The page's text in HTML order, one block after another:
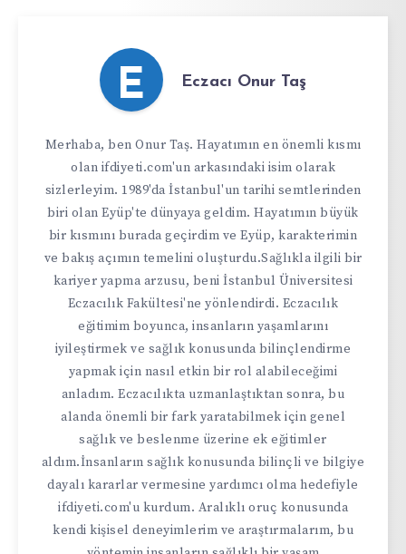
E Eczacı Onur Taş
Merhaba, ben Onur Taş. Hayatımın en önemli kısmı
olan ifdiyeti.com'un arkasındaki isim olarak
sizlerleyim. 1989'da İstanbul'un tarihi semtlerinden
biri olan Eyüp'te dünyaya geldim. Hayatımın büyük
bir kısmını burada geçirdim ve Eyüp, karakterimin
ve bakış açımın temelini oluşturdu.Sağlıkla ilgili bir
kariyer yapma arzusu, beni İstanbul Üniversitesi
Eczacılık Fakültesi'ne yönlendirdi. Eczacılık
eğitimim boyunca, insanların yaşamlarını
iyileştirmek ve sağlık konusunda bilinçlendirme
yapmak için nasıl etkin bir rol alabileceğimi
anladım. Eczacılıkta uzmanlaştıktan sonra, bu
alanda önemli bir fark yaratabilmek için genel
sağlık ve beslenme üzerine ek eğitimler
aldım.İnsanların sağlık konusunda bilinçli ve bilgiye
dayalı kararlar vermesine yardımcı olma hedefiyle
ifdiyeti.com'u kurdum. Aralıklı oruç konusunda
kendi kişisel deneyimlerim ve araştırmalarım, bu